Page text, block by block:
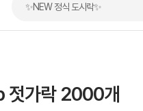
✨NEW 정식 도시락✨
젓가락 2000개